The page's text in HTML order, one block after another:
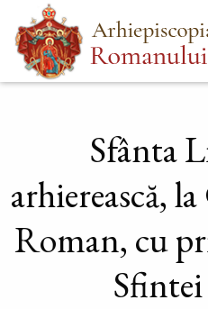
Mergi
la
conţinutul
Main
menu
Sfânta
arhierească,
Roman, cu